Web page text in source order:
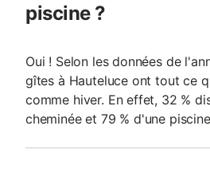
piscine ?
Oui ! Selon les données de
gîtes à Hauteluce ont tout ce
comme hiver. En effet, 32 %
cheminée et 79 % d'une